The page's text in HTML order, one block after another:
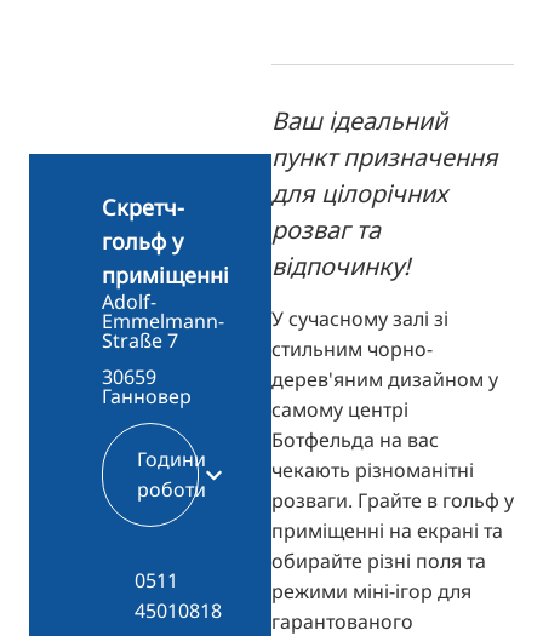
Ваш ідеальний
пункт призначення
для цілорічних
розваг та
відпочинку!
У сучасному залі зі
стильним чорно-
дерев'яним дизайном у
самому центрі
Ботфельда на вас
чекають різноманітні
розваги. Грайте в гольф у
приміщенні на екрані та
обирайте різні поля та
режими міні-ігор для
гарантованого
Скретч-
гольф у
приміщенні
Adolf-
Emmelmann-
Straße 7
30659
Ганновер
Години
роботи
0511
45010818